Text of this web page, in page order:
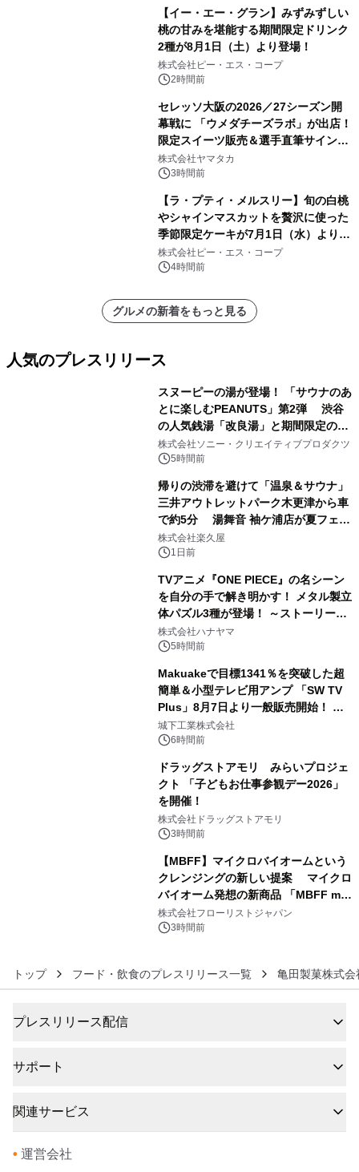
【イー・エー・グラン】みずみずしい
桃の甘みを堪能する期間限定ドリンク
2種が8月1日（土）より登場！
株式会社ピー・エス・コープ
2時間前
セレッソ大阪の2026／27シーズン開
幕戦に 「ウメダチーズラボ」が出店！
限定スイーツ販売＆選手直筆サイング
ッズが当たる抽選会を 8月8日に開催
株式会社ヤマタカ
3時間前
【ラ・プティ・メルスリー】旬の白桃
やシャインマスカットを贅沢に使った
季節限定ケーキが7月1日（水）より順
次登場！
株式会社ピー・エス・コープ
4時間前
グルメの新着をもっと見る
人気のプレスリリース
スヌーピーの湯が登場！ 「サウナのあ
とに楽しむPEANUTS」第2弾 渋谷
の人気銭湯「改良湯」と期間限定のコ
ラボレーション サウナイキタイコラ
ボグッズも発売決定！
株式会社ソニー・クリエイティブプロダクツ
5時間前
帰りの渋滞を避けて「温泉＆サウナ」
三井アウトレットパーク木更津から車
で約5分 湯舞音 袖ケ浦店が夏フェア
メニューを提供
株式会社楽久屋
1日前
TVアニメ『ONE PIECE』の名シーン
を自分の手で解き明かす！ メタル製立
体パズル3種が登場！ ～ストーリーと
ギミックが融合した 大人の体験型パズ
ルが8月7日(金)12時より先行予約受付
株式会社ハナヤマ
5時間前
Makuakeで目標1341％を突破した超
簡単＆小型テレビ用アンプ 「SW TV
Plus」8月7日より一般販売開始！ ケ
ーブル1本つなぐだけ、テレビの音が
ぐっと豊かに
城下工業株式会社
6時間前
ドラッグストアモリ みらいプロジェ
クト 「子どもお仕事参観デー2026」
を開催！
株式会社ドラッグストアモリ
3時間前
【MBFF】マイクロバイオームという
クレンジングの新しい提案 マイクロ
バイオーム発想の新商品 「MBFF mb
クレンジングPRO」を2026年8月6日
発売
株式会社フローリストジャパン
3時間前
トップ フード・飲食のプレスリリース一覧 亀田製菓株式会
プレスリリース配信
サポート
関連サービス
• 運営会社